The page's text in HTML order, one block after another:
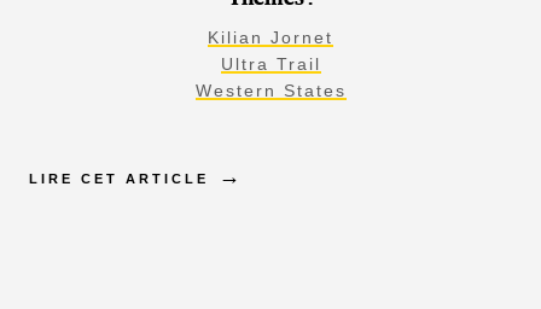
Kilian Jornet
Ultra Trail
Western States
LIRE CET ARTICLE